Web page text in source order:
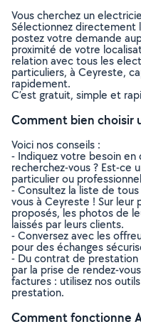
Vous cherchez un
Sélectionnez directement
postez votre demande
proximité de votre
relation avec tous les
particuliers, à Ceyreste,
rapidement.
C’est gratuit, simple et
Comment bien choisir
Voici nos conseils :
- Indiquez votre besoin
recherchez-vous ? Est-ce
particulier ou
- Consultez la liste de
vous à Ceyreste ! Sur leur
proposés, les photos de
laissés par leurs clients.
- Conversez avec les
pour des échanges
- Du contrat de prestation
par la prise de rendez-
factures : utilisez nos
prestation.
Comment fonctionne